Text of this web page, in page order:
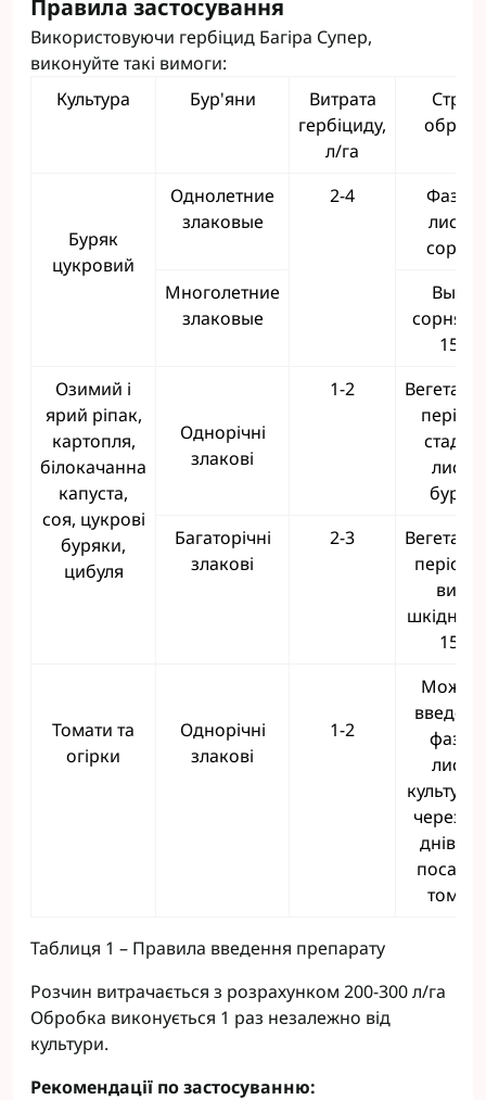
Правила застосування
Використовуючи гербіцид Багіра Супер,
виконуйте такі вимоги:
Культура
Бур'яни
Витрата
гербіциду,
л/га
Буряк
цукровий
Однолетние
злаковые
2-4
Фаза
Многолетние
злаковые
сорняка
15 см
Озимий і
ярий ріпак,
картопля,
білокачанна
капуста,
соя, цукрові
буряки,
цибуля
Однорічні
злакові
1-2
період
стадії
Багаторічні
злакові
2-3
період
15 см
Томати та
огірки
Однорічні
злакові
1-2
фазі
через
днів
Таблиця 1 – Правила введення препарату
Розчин витрачається з розрахунком 200-300 л/га
Обробка виконується 1 раз незалежно від
культури.
Рекомендації по застосуванню: